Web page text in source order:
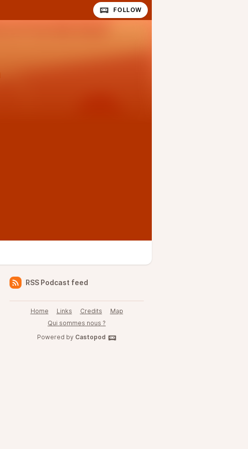
FOLLOW
RSS Podcast feed
Home Links Credits
Map
Qui sommes nous ?
Powered by Castopod